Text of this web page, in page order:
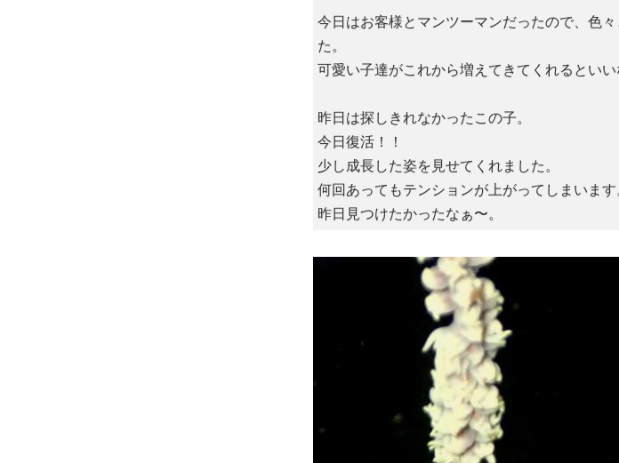
今日はお客様とマンツーマンだったので、色
た。
可愛い子達がこれから増えてきてくれるといい
昨日は探しきれなかったこの子。
今日復活！！
少し成長した姿を見せてくれました。
何回あってもテンションが上がってしまいます
昨日見つけたかったなぁ〜。